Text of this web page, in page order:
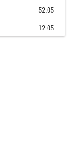
52.05
12.05